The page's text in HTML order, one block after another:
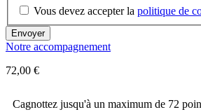
Vous devez accepter la politique de
Notre accompagnement
72,00 €
Cagnottez jusqu'à un maximum de 72